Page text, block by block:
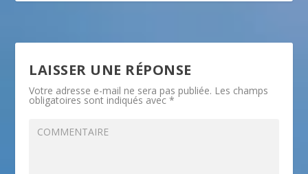
LAISSER UNE RÉPONSE
Votre adresse e-mail ne sera pas publiée. Les champs
obligatoires sont indiqués avec*